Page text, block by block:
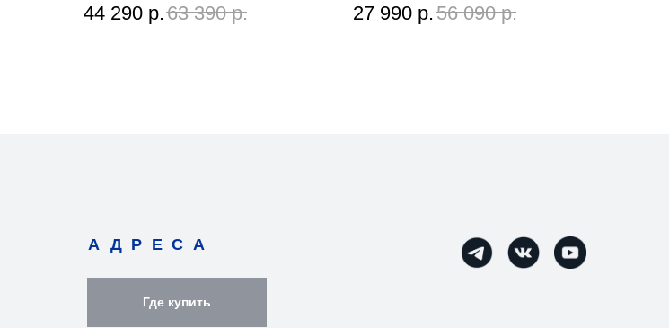
44 290 р.63 390 р. 27 990 р.56 090 р.
АДРЕСА
Где купить